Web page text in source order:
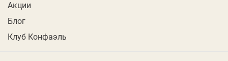
Акции
Блог
Клуб Конфаэль